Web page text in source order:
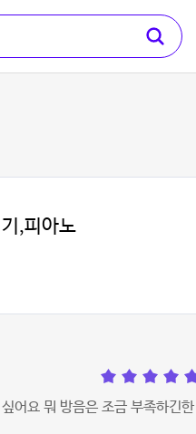
,피아노
어요 뭐 방음은 조금 부족하긴한